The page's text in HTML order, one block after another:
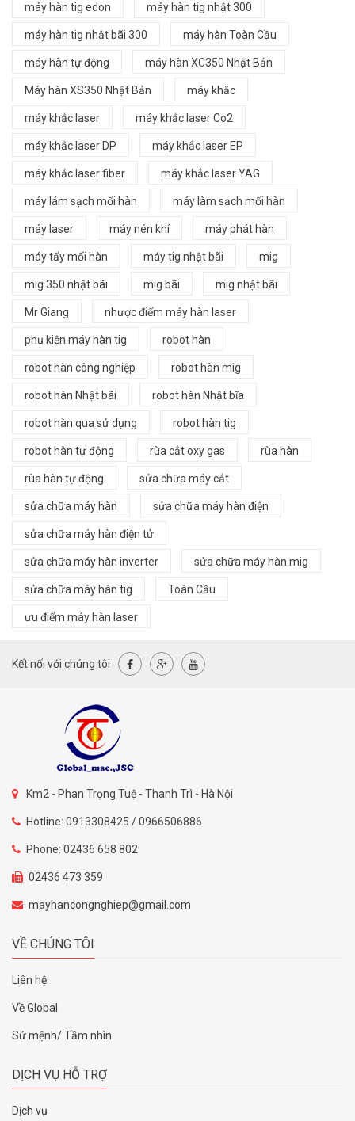
máy hàn tig edon máy hàn tig nhật 300
máy hàn tig nhật bãi 300 máy hàn Toàn Cầu
máy hàn tự động máy hàn XC350 Nhật Bản
Máy hàn XS350 Nhật Bản máy khắc
máy khắc laser máy khắc laser Co2
máy khắc laser DP máy khắc laser EP
máy khắc laser fiber máy khắc laser YAG
máy lám sạch mối hàn máy làm sạch mối hàn
máy laser máy nén khí máy phát hàn
máy tẩy mối hàn máy tig nhật bãi mig
mig 350 nhật bãi mig bãi mig nhật bãi
Mr Giang nhược điểm máy hàn laser
phụ kiện máy hàn tig robot hàn
robot hàn công nghiệp robot hàn mig
robot hàn Nhật bãi robot hàn Nhật bĩa
robot hàn qua sử dụng robot hàn tig
robot hàn tự động rùa cắt oxy gas rùa hàn
rùa hàn tự động sửa chữa máy cắt
sửa chữa máy hàn sửa chữa máy hàn điện
sửa chữa máy hàn điện tử
sửa chữa máy hàn inverter sửa chữa máy hàn mig
sửa chữa máy hàn tig Toàn Cầu
ưu điểm máy hàn laser
Kết nối với chúng tôi
Km2 - Phan Trọng Tuệ - Thanh Trì - Hà Nội
Hotline: 0913308425 / 0966506886
Phone: 02436 658 802
02436 473 359
mayhancongnghiep@gmail.com
VỀ CHÚNG TÔI
Liên hệ
Về Global
Sứ mệnh/ Tầm nhìn
DỊCH VỤ HỖ TRỢ
Dịch vụ